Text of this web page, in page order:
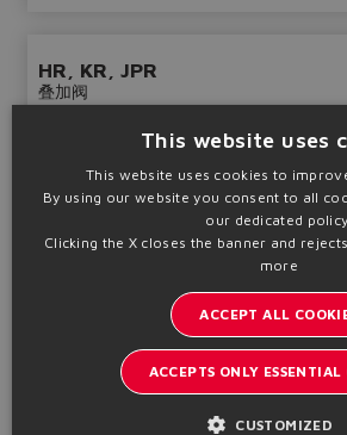
HR, KR, JPR
叠加阀
单向阀，直动式或先导式，锥阀芯
Qmax
l/min
This website uses
This website uses cookies to
By using our website you consent to all
our dedicated
Clicking the X closes the banner and
more
ACCEPT ALL
ACCEPTS ONLY ESSENTIAL
CUSTOMIZED